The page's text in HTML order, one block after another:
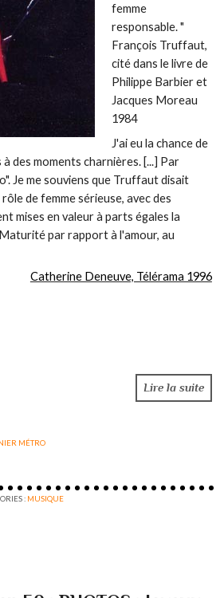
femme
responsable. "
François Truffaut,
cité dans le livre de
Philippe Barbier et
Jacques Moreau
1984
J'ai eu la chance de
des moments charnières. [...] Par
Je me souviens que Truffaut disait
de femme sérieuse, avec des
mises en valeur à parts égales la
par rapport à l'amour, au
Catherine Deneuve, Télérama 1996
Lire la suite
MÉTRO
: MUSIQUE